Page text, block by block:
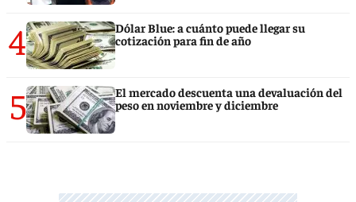
4
Dólar Blue: a cuánto puede llegar su
cotización para fin de año
5
El mercado descuenta una devaluación del
peso en noviembre y diciembre